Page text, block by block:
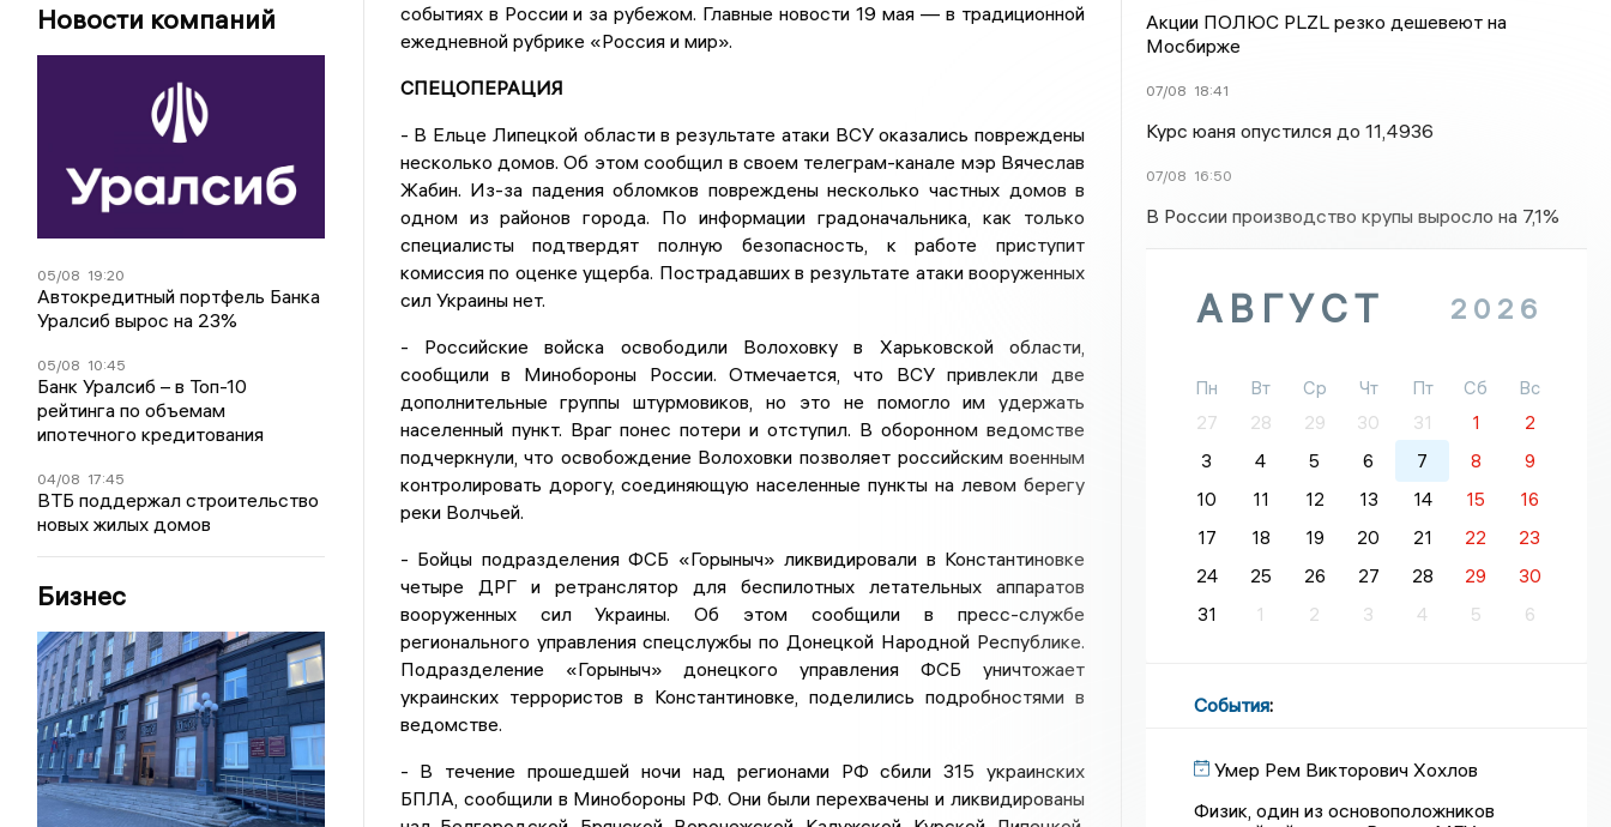
Новости компаний
05/08 19:20
Автокредитный портфель Банка
Уралсиб вырос на 23%
05/08 10:45
Банк Уралсиб – в Топ-10
рейтинга по объемам
ипотечного кредитования
04/08 17:45
ВТБ поддержал строительство
новых жилых домов
Бизнес
событиях в России и за рубежом. Главные новости 19 мая — в традиционной
ежедневной рубрике «Россия и мир».
СПЕЦОПЕРАЦИЯ
- В Ельце Липецкой области в результате атаки ВСУ оказались повреждены
несколько домов. Об этом сообщил в своем телеграм-канале мэр Вячеслав
Жабин. Из-за падения обломков повреждены несколько частных домов в
одном из районов города. По информации градоначальника, как только
специалисты подтвердят полную безопасность, к работе приступит
комиссия по оценке ущерба. Пострадавших в результате атаки вооруженных
сил Украины нет.
- Российские войска освободили Волоховку в Харьковской области,
сообщили в Минобороны России. Отмечается, что ВСУ привлекли две
дополнительные группы штурмовиков, но это не помогло им удержать
населенный пункт. Враг понес потери и отступил. В оборонном ведомстве
подчеркнули, что освобождение Волоховки позволяет российским военным
контролировать дорогу, соединяющую населенные пункты на левом берегу
реки Волчьей.
- Бойцы подразделения ФСБ «Горыныч» ликвидировали в Константиновке
четыре ДРГ и ретранслятор для беспилотных летательных аппаратов
вооруженных сил Украины. Об этом сообщили в пресс-службе
регионального управления спецслужбы по Донецкой Народной Республике.
Подразделение «Горыныч» донецкого управления ФСБ уничтожает
украинских террористов в Константиновке, поделились подробностями в
ведомстве.
- В течение прошедшей ночи над регионами РФ сбили 315 украинских
БПЛА, сообщили в Минобороны РФ. Они были перехвачены и ликвидированы
Акции ПОЛЮС PLZL резко дешевеют на
Мосбирже
07/08 18:41
Курс юаня опустился до 11,4936
07/08 16:50
В России производство крупы выросло на 7,1%
АВГУСТ 2026
Пн Вт Ср Чт Пт Сб
Вс
27
28 29 30 31 1
2
3
4 5 6 7 8
9
10
11 12 13 14 15
16
17
18 19 20 21 22
23
24
25 26 27 28 29
30
31
1 2 3 4 5 6
События:
Умер Рем Викторович Хохлов
Физик, один из основоположников